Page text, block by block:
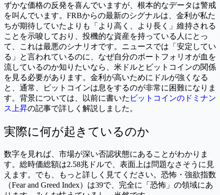
ずかな価格の反発を喜んでいますが、根本的なデータは警戒
を叫んでいます。FRBからの最新のシグナルは、金利が私た
ちが期待していたよりも「より高く、より長く」維持される
ことを示唆しており、投機的な資産を持っている人にとっ
て、これは最悪のシナリオです。ニュースでは「安定してい
る」と言われているのに、なぜ自分のポートフォリオが血を
流しているのか知りたいなら、米ドルとビットコインの関係
を見る必要があります。金利が高いためにドルが強くなる
と、通常、ビットコインは息をするのが非常に困難になりま
す。背景については、以前に書いた ビットコインのドミナン
ス上昇の記事で詳しく解説しました。
実際に何が起きているのか
数字を見れば、市場が深い否認状態にあることがわかりま
す。総時価総額は2.58兆ドルで、表面上は問題なさそうに見
えます。でも、もっと詳しく見てください。恐怖・強欲指数
（Fear and Greed Index）は39で、完全に「恐怖」の領域にあ